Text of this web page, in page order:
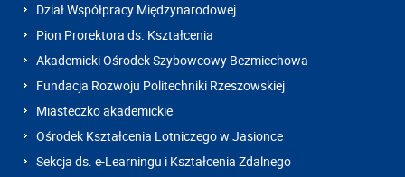
Dział Współpracy Międzynarodowej
Pion Prorektora ds. Kształcenia
Akademicki Ośrodek Szybowcowy Bezmiechowa
Fundacja Rozwoju Politechniki Rzeszowskiej
Miasteczko akademickie
Ośrodek Kształcenia Lotniczego w Jasionce
Sekcja ds. e-Learningu i Kształcenia Zdalnego